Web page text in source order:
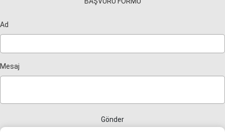
Ad
Mesaj
Gönder